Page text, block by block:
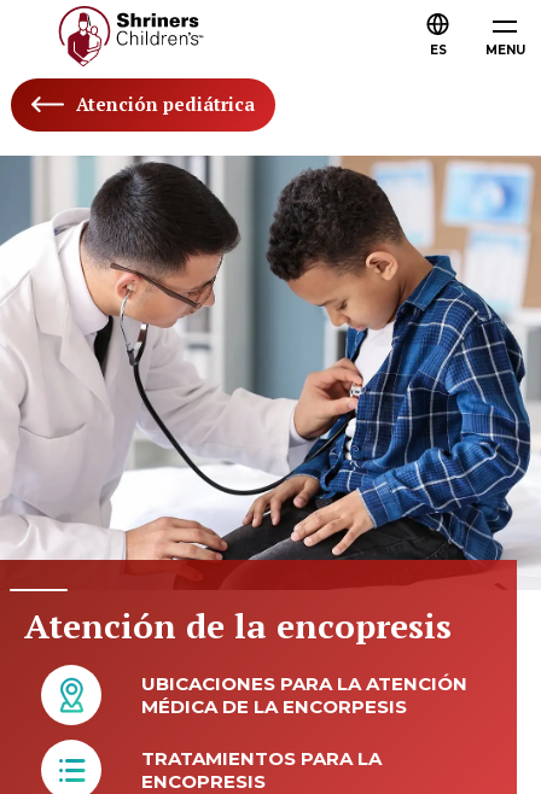
MENU
ES
Atención pediátrica
Atención de la encopresis
UBICACIONES PARA LA ATENCIÓN
MÉDICA DE LA ENCORPESIS
TRATAMIENTOS PARA LA
ENCOPRESIS